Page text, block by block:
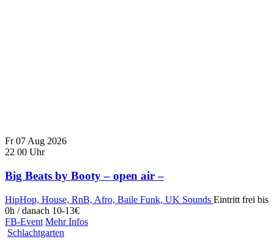
Fr 07 Aug 2026
22 00 Uhr
Big Beats by Booty – open air –
HipHop, House, RnB, Afro, Baile Funk, UK Sounds Eintritt frei bis
0h / danach 10-13€
FB-Event Mehr Infos
Schlachtgarten